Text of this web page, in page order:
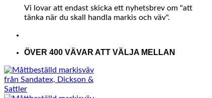
Vi lovar att endast skicka ett nyhetsbrev om "att
tänka när du skall handla markis och väv".
ÖVER 400 VÄVAR ATT VÄLJA MELLAN